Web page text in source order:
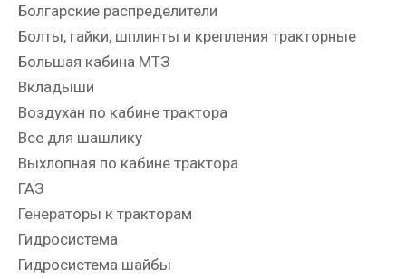
Болгарские распределители
Болты, гайки, шплинты и крепления тракторные
Большая кабина МТЗ
Вкладыши
Воздухан по кабине трактора
Все для шашлику
Выхлопная по кабине трактора
ГАЗ
Генераторы к тракторам
Гидросистема
Гидросистема шайбы